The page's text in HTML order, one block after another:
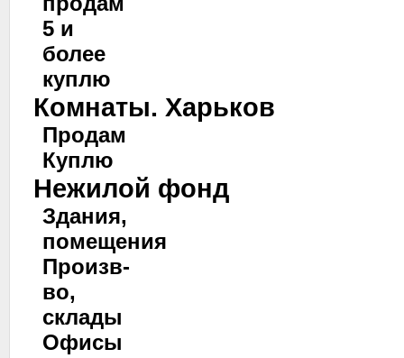
5 и
более
куплю
Комнаты. Харьков
Продам
Куплю
Нежилой фонд
Здания,
помещения
Произв-
во,
склады
Офисы